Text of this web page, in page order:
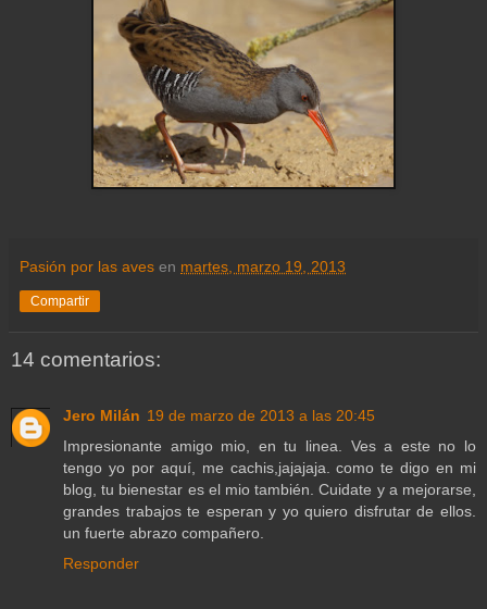
Pasión por las aves en martes, marzo 19, 2013
Compartir
14 comentarios:
Jero Milán 19 de marzo de 2013 a las 20:45
Impresionante amigo mio, en tu linea. Ves a este no lo
tengo yo por aquí, me cachis,jajajaja. como te digo en mi
blog, tu bienestar es el mio también. Cuidate y a mejorarse,
grandes trabajos te esperan y yo quiero disfrutar de ellos.
un fuerte abrazo compañero.
Responder